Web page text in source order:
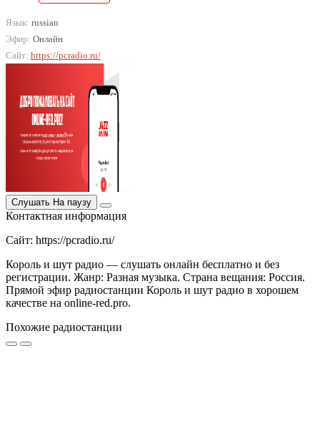
Язык: russian
Эфир: Онлайн
Сайт: https://pcradio.ru/
Слушать На паузу
Контактная информация
Сайт: https://pcradio.ru/
Король и шут радио — слушать онлайн бесплатно и без
регистрации. Жанр: Разная музыка. Страна вещания: Россия.
Прямой эфир радиостанции Король и шут радио в хорошем
качестве на online-red.pro.
Похожие радиостанции